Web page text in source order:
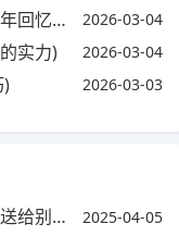
怎么做) 2026-03-04
实力) 2026-03-04
) 2026-03-03
别人) 2025-04-05